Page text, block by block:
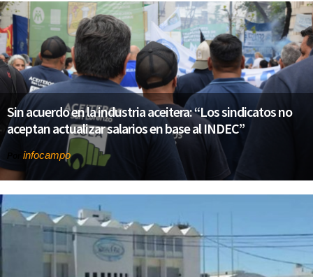
Sin acuerdo en la industria aceitera: “Los sindicatos no
aceptan actualizar salarios en base al INDEC”
infocampo